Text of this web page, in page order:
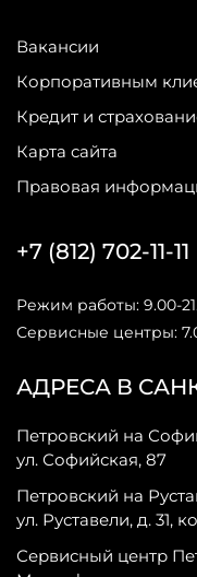
Вакансии
Корпоративным
Кредит и
Карта сайта
Правовая
АДРЕСА В
Петровский на
ул. Софийская, 87
Петровский на
ул. Руставели, д. 31,
Сервисный центр
+7 (812) 702-11-11
Режим работы: 9.00-
Сервисные центры: